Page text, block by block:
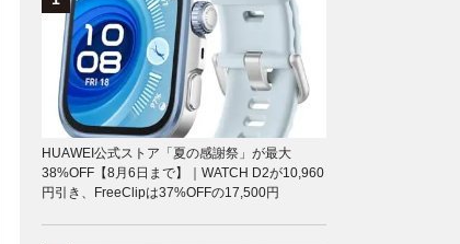
HUAWEI公式ストア「夏の感謝祭」が最大
38%OFF【8月6日まで】｜WATCH D2が10,960
円引き、FreeClipは37%OFFの17,500円